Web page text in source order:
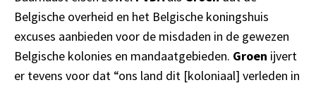
Belgische overheid en het Belgische koningshuis
excuses aanbieden voor de misdaden in de gewezen
Belgische kolonies en mandaatgebieden. Groen ijvert
er tevens voor dat “ons land dit [koloniaal] verleden in